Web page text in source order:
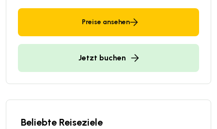
Preise ansehen
Jetzt buchen
Beliebte Reiseziele